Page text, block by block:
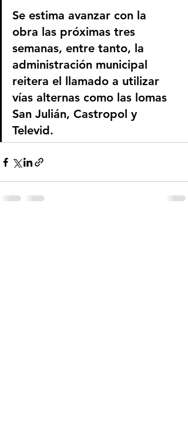
Se estima avanzar con la
obra las próximas tres
semanas, entre tanto, la
administración municipal
reitera el llamado a utilizar
vías alternas como las lomas
San Julián, Castropol y
Televid.